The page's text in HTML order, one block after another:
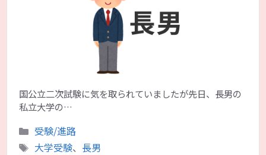
国公立二次試験に気を取られていましたが先日、長男の
私立大学の…
カ
テ
受験/進路
タ
大学受験、 長男